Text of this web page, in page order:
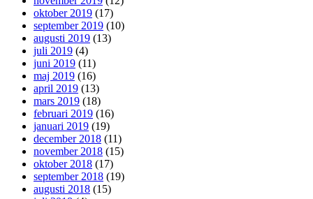
oktober 2019 (17)
september 2019 (10)
augusti 2019 (13)
juli 2019 (4)
juni 2019 (11)
maj 2019 (16)
april 2019 (13)
mars 2019 (18)
februari 2019 (16)
januari 2019 (19)
december 2018 (11)
november 2018 (15)
oktober 2018 (17)
september 2018 (19)
augusti 2018 (15)